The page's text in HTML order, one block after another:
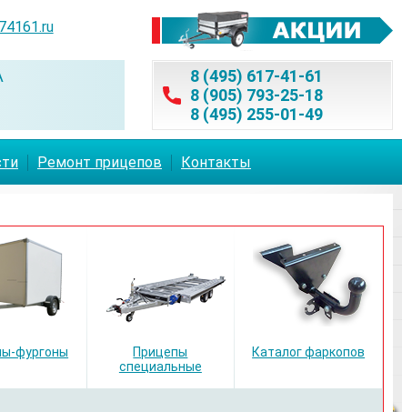
8 (495) 617-41-61
8 (905) 793-25-18
8 (495) 255-01-49
Ремонт прицепов Контакты
фургоны
Прицепы
специальные
Каталог фаркопов